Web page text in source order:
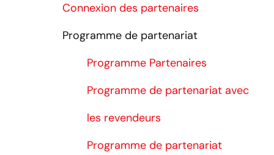
Connexion des partenaires
Programme de partenariat
Programme Partenaires
Programme de partenariat avec
les revendeurs
Programme de partenariat